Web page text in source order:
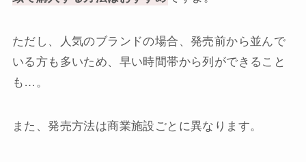
ただし、人気のブランドの場合、発売前から並んで
いる方も多いため、早い時間帯から列ができること
も…。
また、発売方法は商業施設ごとに異なります。